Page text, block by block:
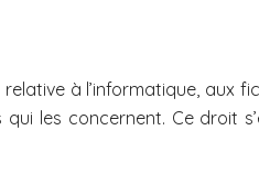
à l’informatique, aux
les concernent. Ce droit